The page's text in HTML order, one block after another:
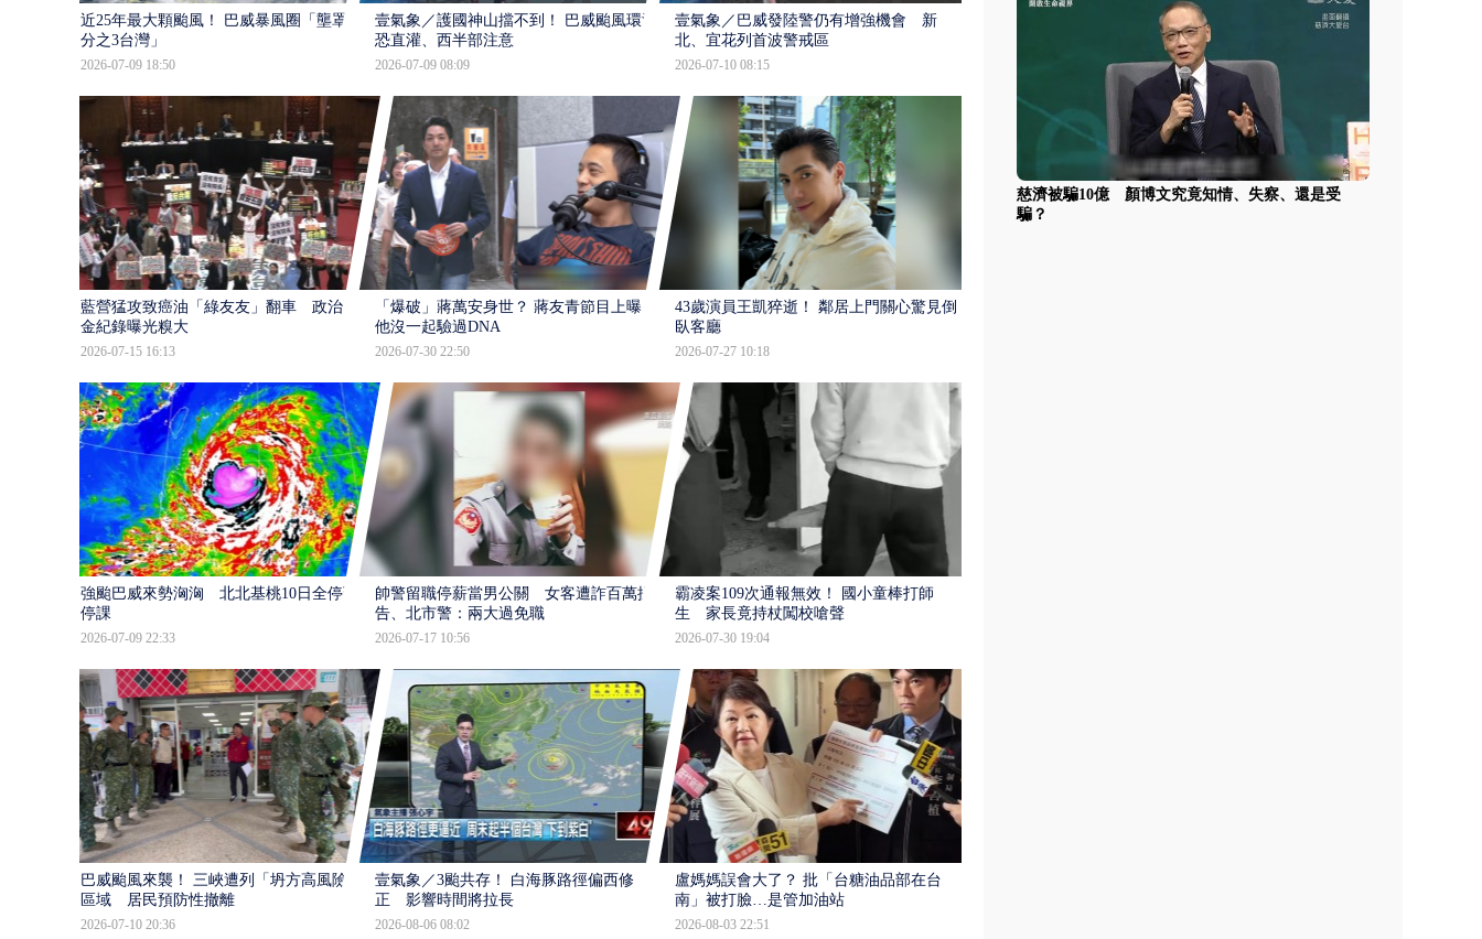
近25年最大顆颱風！ 巴威暴風圈「壟罩4
分之3台灣」
2026-07-09 18:50
壹氣象／護國神山擋不到！ 巴威颱風環流
恐直灌、西半部注意
2026-07-09 08:09
壹氣象／巴威發陸警仍有增強機會 新
北、宜花列首波警戒區
2026-07-10 08:15
藍營猛攻致癌油「綠友友」翻車 政治獻
金紀錄曝光糗大
2026-07-15 16:13
「爆破」蔣萬安身世？ 蔣友青節目上曝：
他沒一起驗過DNA
2026-07-30 22:50
43歲演員王凱猝逝！ 鄰居上門關心驚見倒
臥客廳
2026-07-27 10:18
強颱巴威來勢洶洶 北北基桃10日全停班
停課
2026-07-09 22:33
帥警留職停薪當男公關 女客遭詐百萬提
告、北市警：兩大過免職
2026-07-17 10:56
霸凌案109次通報無效！ 國小童棒打師
生 家長竟持杖闖校嗆聲
2026-07-30 19:04
巴威颱風來襲！ 三峽遭列「坍方高風險」
區域 居民預防性撤離
2026-07-10 20:36
壹氣象／3颱共存！ 白海豚路徑偏西修
正 影響時間將拉長
2026-08-06 08:02
盧媽媽誤會大了？ 批「台糖油品部在台
南」被打臉…是管加油站
2026-08-03 22:51
慈濟被騙10億 顏博文究竟知情、失察、還是受
騙？